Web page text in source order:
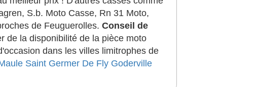
S.b. Moto Casse, Rn 31 Moto,
de Feuguerolles. Conseil de
de la disponibilité de la pièce moto
dans les villes limitrophes de
Saint Germer De Fly Goderville